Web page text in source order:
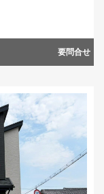
要問合せ